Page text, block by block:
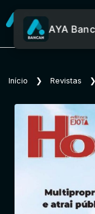
AYA
Início ❯ Revistas ❯